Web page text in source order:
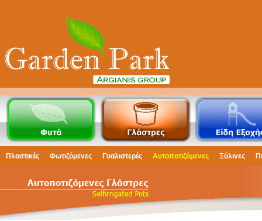
Πλαστικές Φωτιζόμενες Γυαλιστερές Αυτοποτιζόμενες Ξύλινες